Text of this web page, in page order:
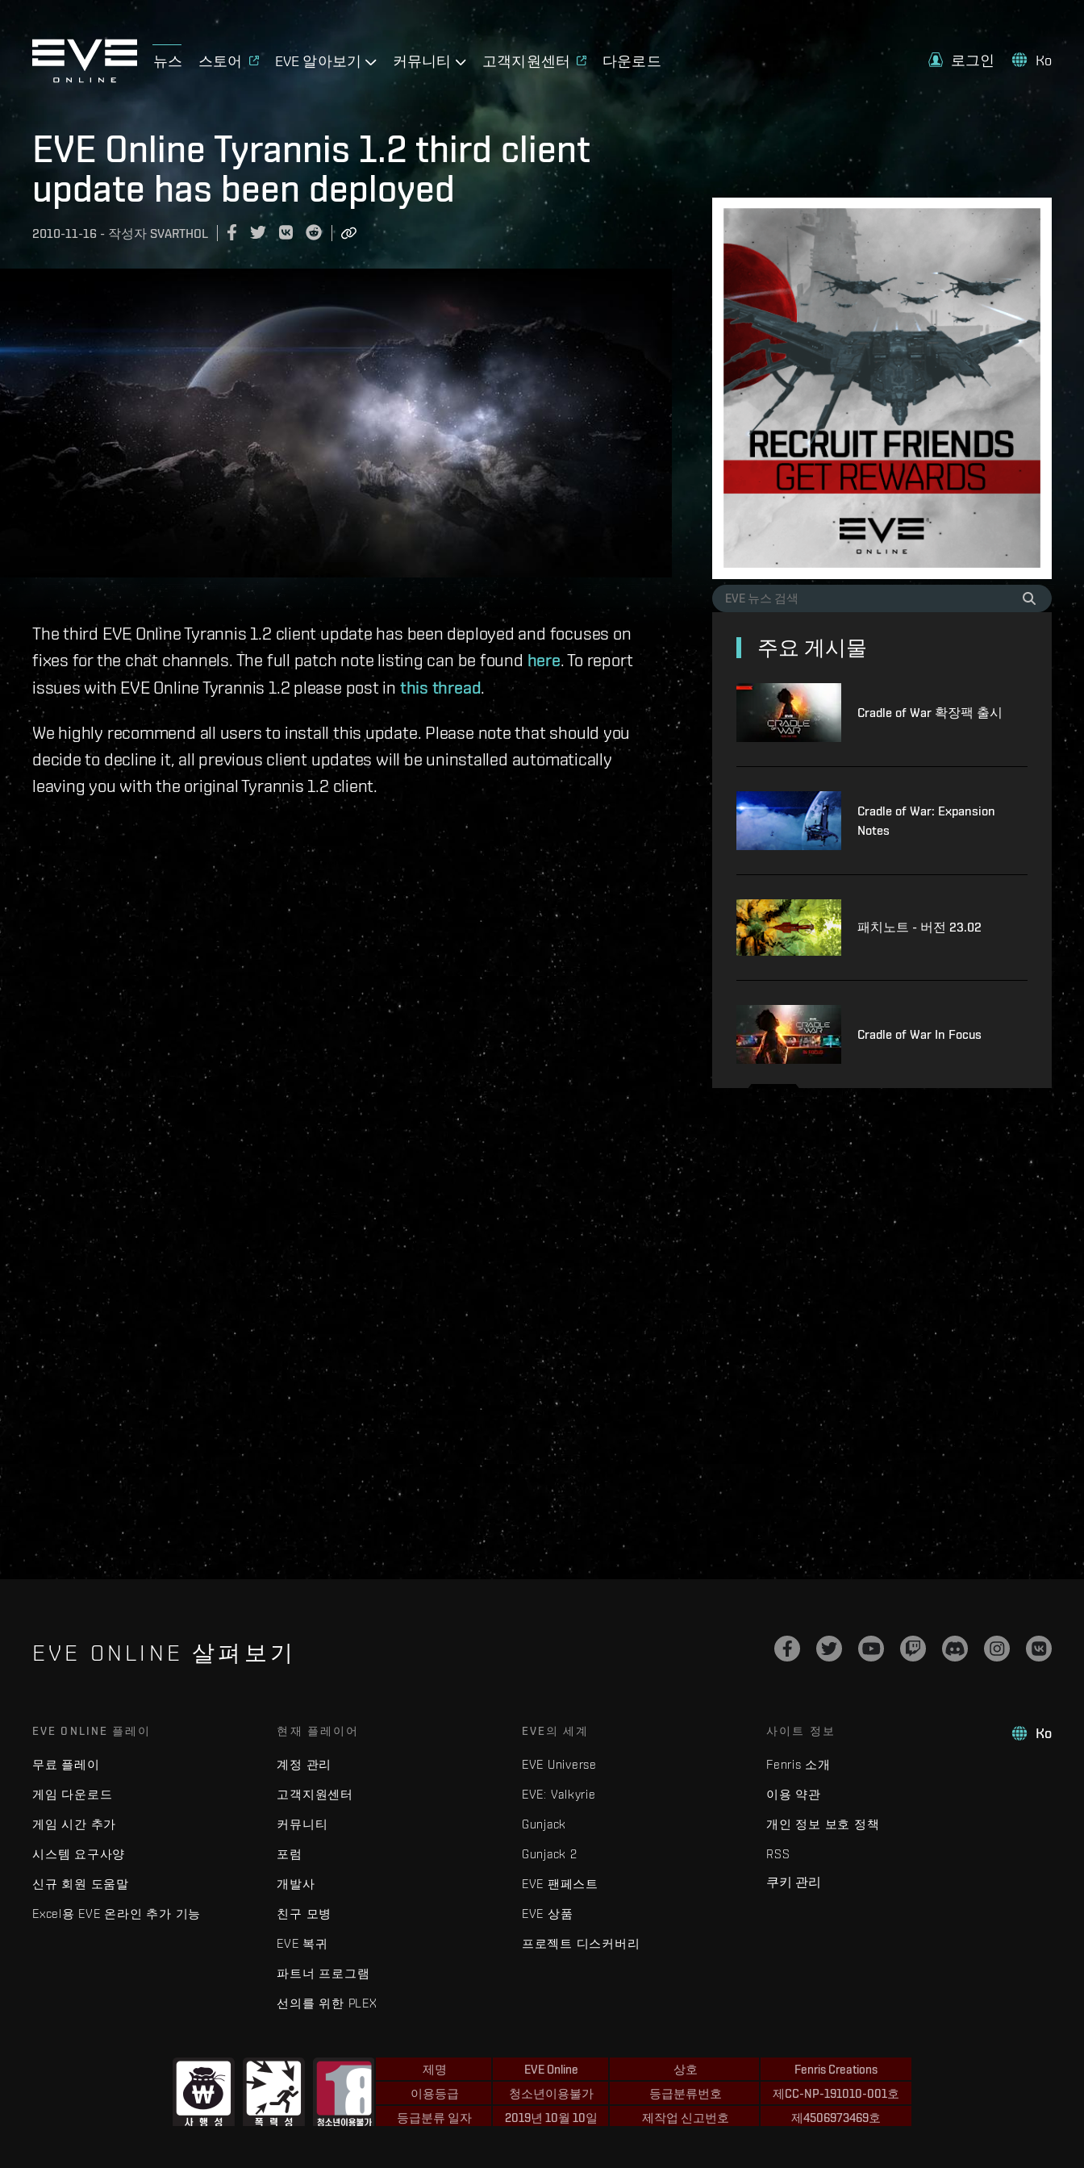
뉴스 스토어 EVE 알아보기 커뮤니티 고객지원센터 다운로드 로그인 Ko
EVE Online Tyrannis 1.2 third client
update has been deployed
2010-11-16 - 작성자 SVARTHOL
The third EVE Online Tyrannis 1.2 client update has been deployed and focuses on
fixes for the chat channels. The full patch note listing can be found here. To report
issues with EVE Online Tyrannis 1.2 please post in this thread.
We highly recommend all users to install this update. Please note that should you
decide to decline it, all previous client updates will be uninstalled automatically
leaving you with the original Tyrannis 1.2 client.
주요 게시물
Cradle of War 확장팩 출시
Cradle of War: Expansion
Notes
패치노트 - 버전 23.02
Cradle of War In Focus
EVE ONLINE 살펴보기
Ko
EVE ONLINE 플레이
무료 플레이
게임 다운로드
게임 시간 추가
시스템 요구사양
신규 회원 도움말
Excel용 EVE 온라인 추가 기능
현재 플레이어
계정 관리
고객지원센터
커뮤니티
포럼
개발사
친구 모병
EVE 복귀
파트너 프로그램
선의를 위한 PLEX
EVE의 세계
EVE Universe
EVE: Valkyrie
Gunjack
Gunjack 2
EVE 팬페스트
EVE 상품
프로젝트 디스커버리
사이트 정보
Fenris 소개
이용 약관
개인 정보 보호 정책
RSS
쿠키 관리
제명
EVE Online
이용등급
청소년이용불가
등급분류 일자
2019년 10월 10일
상호
Fenris Creations
등급분류번호
제CC-NP-191010-001호
제작업 신고번호
제4506973469호